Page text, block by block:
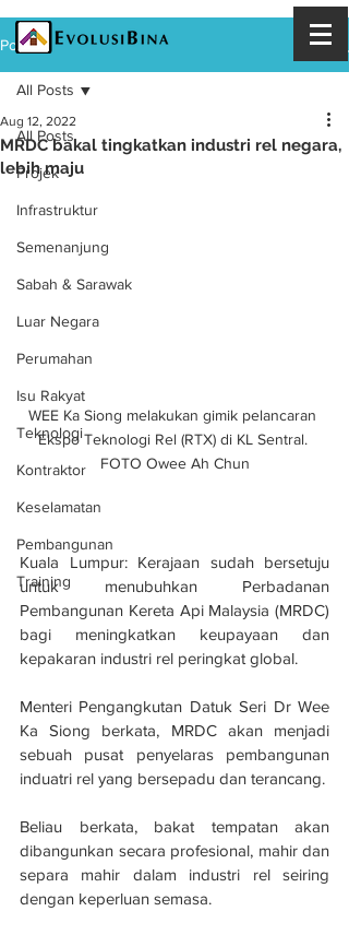
Post
All Posts
Projek
Infrastruktur
Semenanjung
Sabah & Sarawak
Luar Negara
Perumahan
Isu Rakyat
Teknologi
Kontraktor
Keselamatan
Pembangunan
Training
All Posts
MRDC bakal tingkatkan industri rel negara,
lebih maju
Aug 12, 2022
WEE Ka Siong melakukan gimik pelancaran
Ekspo Teknologi Rel (RTX) di KL Sentral.
FOTO Owee Ah Chun
Kuala Lumpur: Kerajaan sudah bersetuju
untuk menubuhkan Perbadanan
Pembangunan Kereta Api Malaysia (MRDC)
bagi meningkatkan keupayaan dan
kepakaran industri rel peringkat global.
Menteri Pengangkutan Datuk Seri Dr Wee
Ka Siong berkata, MRDC akan menjadi
sebuah pusat penyelaras pembangunan
induatri rel yang bersepadu dan terancang.
Beliau berkata, bakat tempatan akan
dibangunkan secara profesional, mahir dan
separa mahir dalam industri rel seiring
dengan keperluan semasa.